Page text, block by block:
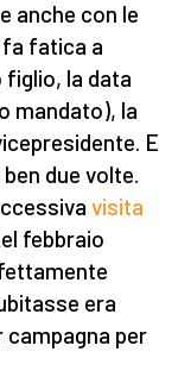
anche con le
fatica a
figlio, la data
mandato), la
E
due volte.
visita
febbraio
era
per